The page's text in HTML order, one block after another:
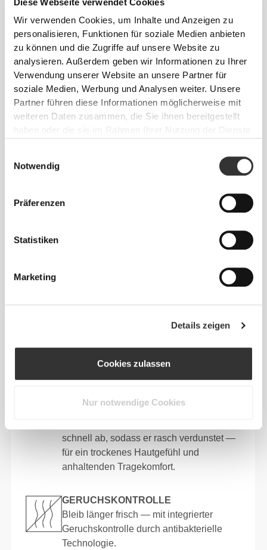
Diese Webseite verwendet Cookies
Wir verwenden Cookies, um Inhalte und Anzeigen zu
personalisieren, Funktionen für soziale Medien anbieten
zu können und die Zugriffe auf unsere Website zu
analysieren. Außerdem geben wir Informationen zu Ihrer
Verwendung unserer Website an unsere Partner für
soziale Medien, Werbung und Analysen weiter. Unsere
Partner führen diese Informationen möglicherweise mit
weiteren Daten zusammen, die Sie ihnen bereitgestellt
haben oder die sie im Rahmen Ihrer Nutzung der Dienste
Notwendig
Präferenzen
Statistiken
Marketing
Details zeigen
Cookies zulassen
Nur notwendige Cookies
Unsere atmungsaktive Stricktechnologie
für ein
PRODUKTMERKMALE
schnell ab, sodass er rasch verdunstet —
für ein trockenes Hautgefühl und
anhaltenden Tragekomfort.
GERUCHSKONTROLLE
Bleib länger frisch — mit integrierter
Geruchskontrolle durch antibakterielle
Technologie.